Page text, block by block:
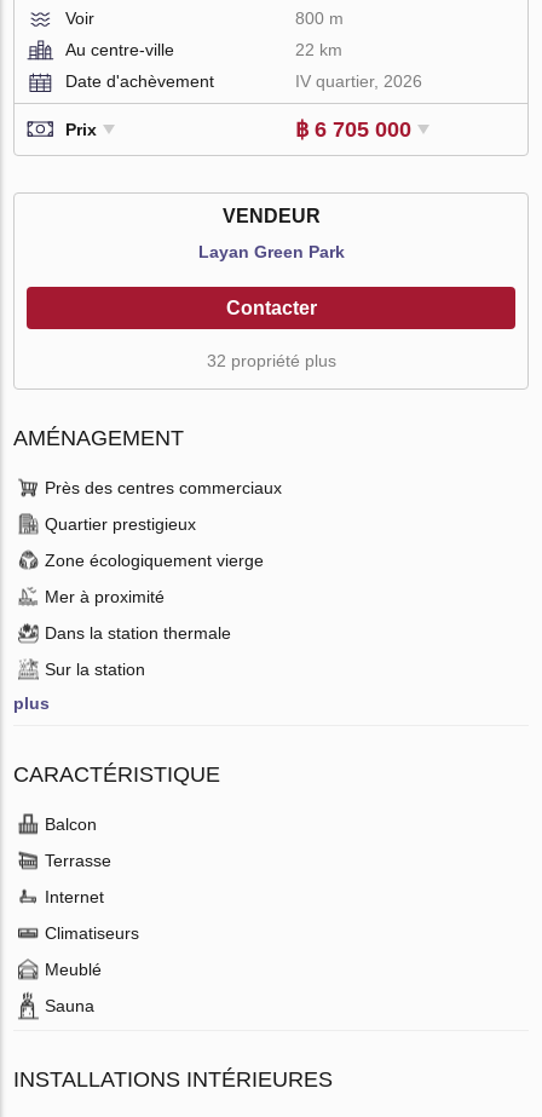
Voir
800 m
Au centre-ville
22 km
Date d'achèvement
IV quartier, 2026
Prix ฿ 6 705 000
VENDEUR
Layan Green Park
Contacter
32 propriété plus
AMÉNAGEMENT
Près des centres commerciaux
Quartier prestigieux
Zone écologiquement vierge
Mer à proximité
Dans la station thermale
Sur la station
plus
CARACTÉRISTIQUE
Balcon
Terrasse
Internet
Climatiseurs
Meublé
Sauna
INSTALLATIONS INTÉRIEURES